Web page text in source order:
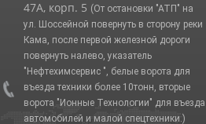
47А, корп. 5 (От остановки "АТП" на
ул. Шоссейной повернуть в сторону реки
Кама, после первой железной дороги
повернуть налево, указатель
"Нефтехимсервис ", белые ворота для
въезда техники более 10тонн, вторые
ворота "Ионные Технологии" для въезда
автомобилей и малой спецтехники.)